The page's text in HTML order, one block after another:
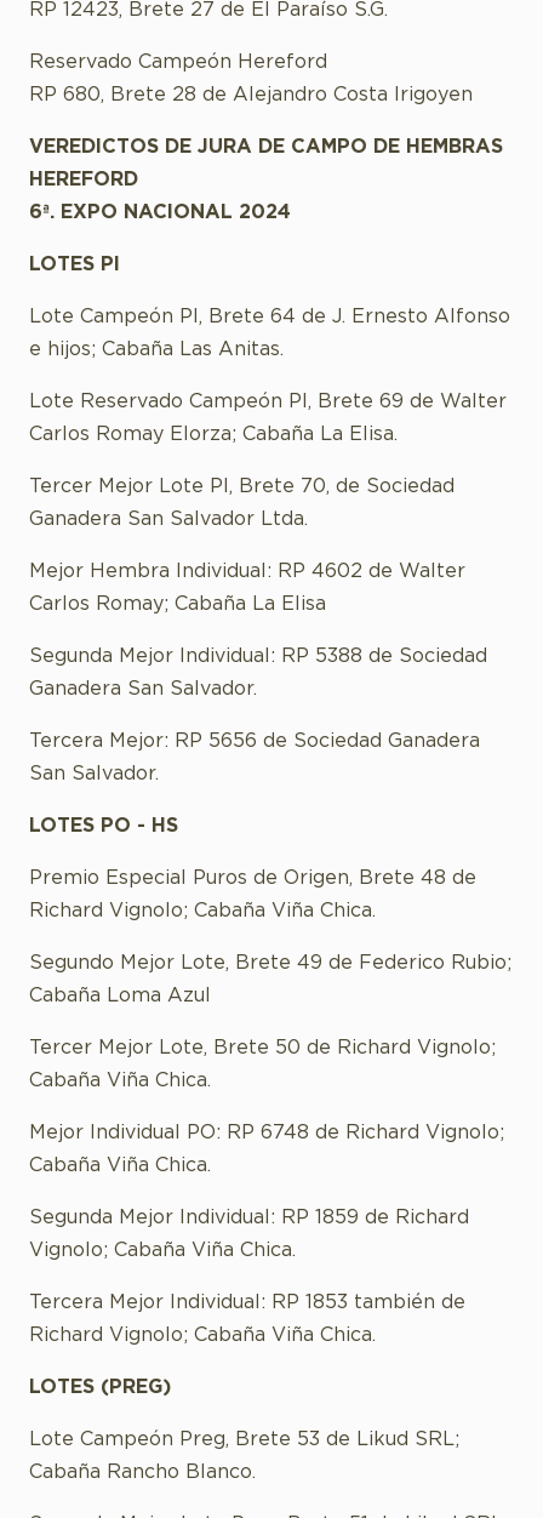
RP 12423, Brete 27 de El Paraíso S.G.
Reservado Campeón Hereford
RP 680, Brete 28 de Alejandro Costa Irigoyen
VEREDICTOS DE JURA DE CAMPO DE HEMBRAS
HEREFORD
6ª. EXPO NACIONAL 2024
LOTES PI
Lote Campeón PI, Brete 64 de J. Ernesto Alfonso
e hijos; Cabaña Las Anitas.
Lote Reservado Campeón PI, Brete 69 de Walter
Carlos Romay Elorza; Cabaña La Elisa.
Tercer Mejor Lote PI, Brete 70, de Sociedad
Ganadera San Salvador Ltda.
Mejor Hembra Individual: RP 4602 de Walter
Carlos Romay; Cabaña La Elisa
Segunda Mejor Individual: RP 5388 de Sociedad
Ganadera San Salvador.
Tercera Mejor: RP 5656 de Sociedad Ganadera
San Salvador.
LOTES PO - HS
Premio Especial Puros de Origen, Brete 48 de
Richard Vignolo; Cabaña Viña Chica.
Segundo Mejor Lote, Brete 49 de Federico Rubio;
Cabaña Loma Azul
Tercer Mejor Lote, Brete 50 de Richard Vignolo;
Cabaña Viña Chica.
Mejor Individual PO: RP 6748 de Richard Vignolo;
Cabaña Viña Chica.
Segunda Mejor Individual: RP 1859 de Richard
Vignolo; Cabaña Viña Chica.
Tercera Mejor Individual: RP 1853 también de
Richard Vignolo; Cabaña Viña Chica.
LOTES (PREG)
Lote Campeón Preg, Brete 53 de Likud SRL;
Cabaña Rancho Blanco.